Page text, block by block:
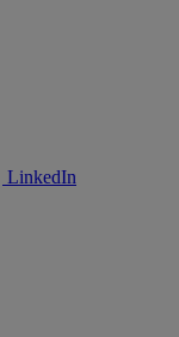
LinkedIn